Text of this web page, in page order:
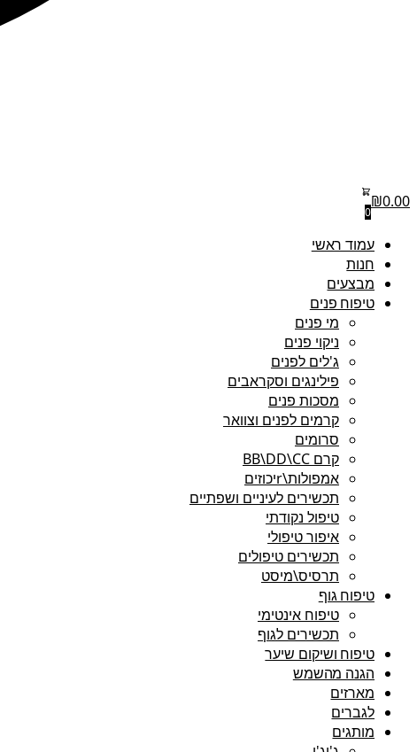
₪0.00
0
עמוד ראשי
חנות
מבצעים
טיפוח פנים
מי פנים
ניקוי פנים
ג'לים לפנים
פילינגים וסקראבים
מסכות פנים
קרמים לפנים וצוואר
סרומים
קרם BB\DD\CC
אמפולות\rיכוזים
תכשירים לעיניים ושפתיים
טיפול נקודתי
איפור טיפולי
תכשירים טיפולים
תרסיס\מיסט
טיפוח גוף
טיפוח אינטימי
תכשירים לגוף
טיפוח ושיקום שיער
הגנה מהשמש
מארזים
לגברים
מותגים